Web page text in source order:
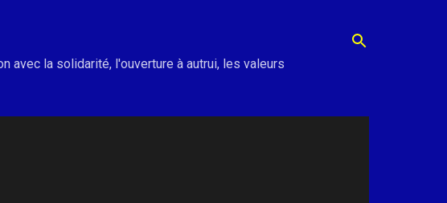
avec la solidarité, l'ouverture à autrui, les valeurs